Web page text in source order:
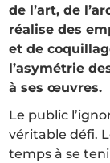
de l’art, de
réalise des
et de
l’asymétrie
à ses œuvres.
Le public
véritable défi.
temps à se